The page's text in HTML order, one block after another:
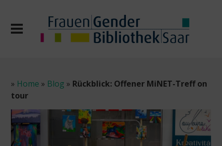
» Home » Blog » Rückblick: Offener MiNET-Treff on
tour